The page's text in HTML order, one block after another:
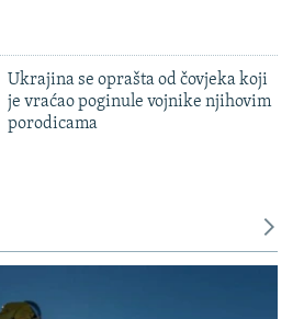
Ukrajina se oprašta od čovjeka koji
je vraćao poginule vojnike njihovim
porodicama